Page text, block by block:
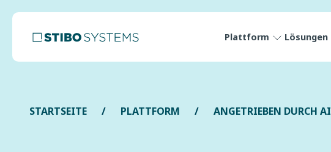
Plattform Lösungen
STARTSEITE PLATTFORM ANGETRIEBEN DURCH AI